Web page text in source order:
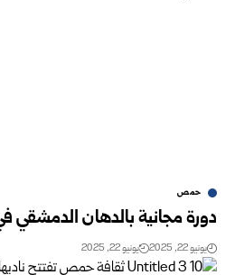
حمص
دورة مجانية بالدهان
يونيو 22, 2025 يونيو 22, 2025